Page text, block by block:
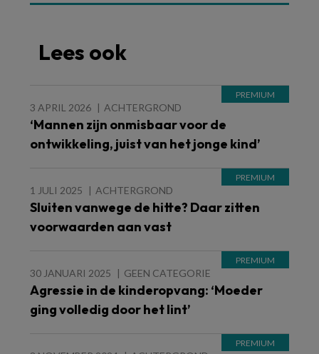
Lees ook
3 APRIL 2026 ACHTERGROND
‘Mannen zijn onmisbaar voor de
ontwikkeling, juist van het jonge kind’
1 JULI 2025 ACHTERGROND
Sluiten vanwege de hitte? Daar zitten
voorwaarden aan vast
30 JANUARI 2025 GEEN CATEGORIE
Agressie in de kinderopvang: ‘Moeder
ging volledig door het lint’